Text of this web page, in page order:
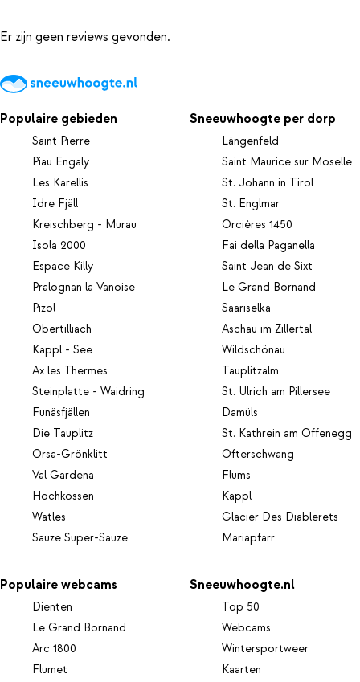
Er zijn geen reviews gevonden.
Populaire gebieden
Saint Pierre
Piau Engaly
Les Karellis
Idre Fjäll
Kreischberg - Murau
Isola 2000
Espace Killy
Pralognan la Vanoise
Pizol
Obertilliach
Kappl - See
Ax les Thermes
Steinplatte - Waidring
Funäsfjällen
Die Tauplitz
Orsa-Grönklitt
Val Gardena
Hochkössen
Watles
Sauze Super-Sauze
Sneeuwhoogte per dorp
Längenfeld
Saint Maurice sur Moselle
St. Johann in Tirol
St. Englmar
Orcières 1450
Fai della Paganella
Saint Jean de Sixt
Le Grand Bornand
Saariselka
Aschau im Zillertal
Wildschönau
Tauplitzalm
St. Ulrich am Pillersee
Damüls
St. Kathrein am Offenegg
Ofterschwang
Flums
Kappl
Glacier Des Diablerets
Mariapfarr
Populaire webcams
Dienten
Le Grand Bornand
Arc 1800
Flumet
Sneeuwhoogte.nl
Top 50
Webcams
Wintersportweer
Kaarten